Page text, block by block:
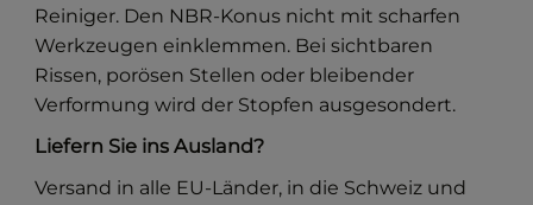
Reiniger. Den NBR-Konus nicht mit scharfen
Werkzeugen einklemmen. Bei sichtbaren
Rissen, porösen Stellen oder bleibender
Verformung wird der Stopfen ausgesondert.
Liefern Sie ins Ausland?
Versand in alle EU-Länder, in die Schweiz und